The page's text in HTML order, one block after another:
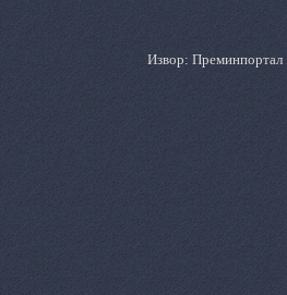
Извор: Преминпортал